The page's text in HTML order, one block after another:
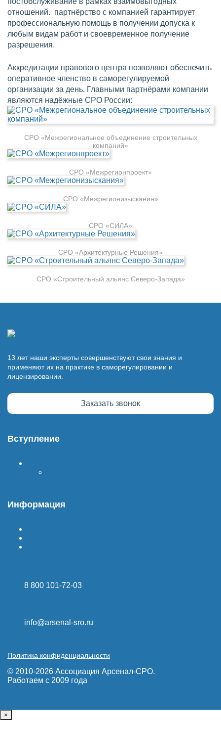
отношений. партнёрство с компанией гарантирует
профессиональную помощь в получении допуска к
любым видам работ и своевременное получение
разрешения.
Аккредитации правового центра позволяют обеспечить
оперативное членство в саморегулируемой
организации за день. Главными партнёрами компании
являются надёжные СРО России:
СРО «Межрегиональное объединение строительных
компаний»
СРО «Межрегионпроект»
СРО «Межрегионизыскания»
СРО «СИЛА»
СРО «Архитектурные Решения»
СРО «Строительный альянс Северо-Запада»
13 лет наши эксперты совершенствуют свои знания и
применяют их на практике в саморегулировании и
лицензировании.
Заказать звонок
Политика конфиденциальности
Вступление
Информация
8 800 101-72-03
info@arsenal-sro.ru
© 2010-2026 Ассоциация Арсенал-СРО.
Работаем с 2009 года
×